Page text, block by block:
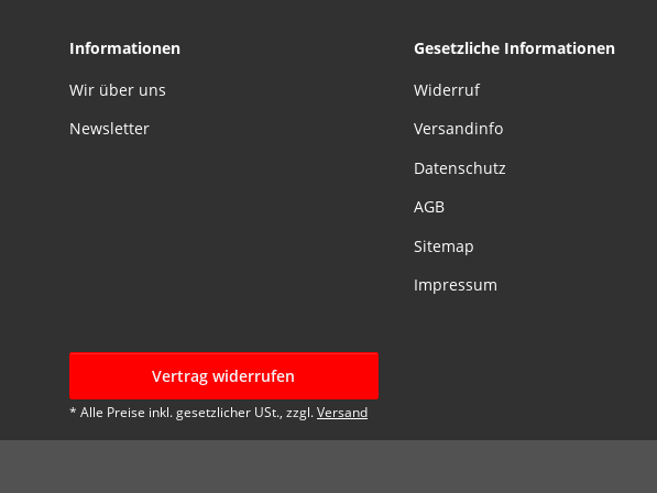
Informationen
Wir über uns
Newsletter
Gesetzliche Informationen
Widerruf
Versandinfo
Datenschutz
AGB
Sitemap
Impressum
Vertrag widerrufen
* Alle Preise inkl. gesetzlicher USt., zzgl.Versand